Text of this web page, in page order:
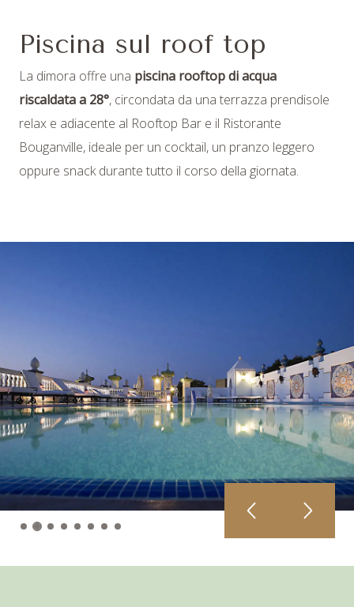
08/AGOSTO/2026
1CAMERE
Piscina sul roof top
La dimora offre una piscina rooftop di acqua
riscaldata a 28°, circondata da una terrazza prendisole
relax e adiacente al Rooftop Bar e il Ristorante
Bouganville, ideale per un cocktail, un pranzo leggero
oppure snack durante tutto il corso della giornata.